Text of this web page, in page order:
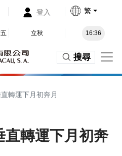
登入 繁
立秋 16:36
搜尋
轉運下月初奔月
直轉運下月初奔